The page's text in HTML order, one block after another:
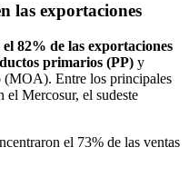
las exportaciones
82% de las exportaciones
primarios (PP) y
(MOA). Entre los principales
el Mercosur, el sudeste
el 73% de las ventas